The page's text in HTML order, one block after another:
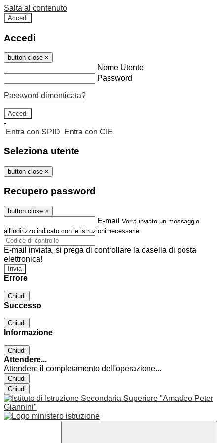
Salta al contenuto
Accedi
Accedi
button close ×
Nome Utente
Password
Password dimenticata?
-
Entra con SPID
Entra con CIE
Seleziona utente
button close ×
Recupero password
button close ×
E-mail Verrà inviato un messaggio
all'indirizzo indicato con le istruzioni necessarie.
E-mail inviata, si prega di controllare la casella di posta
elettronica!
Errore
Chiudi
Successo
Chiudi
Informazione
Chiudi
Attendere...
Attendere il completamento dell'operazione...
Chiudi
Chiudi